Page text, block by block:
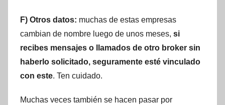
F) Otros datos: muchas de estas empresas
cambian de nombre luego de unos meses, si
recibes mensajes o llamados de otro broker sin
haberlo solicitado, seguramente esté vinculado
con este. Ten cuidado.
Muchas veces también se hacen pasar por